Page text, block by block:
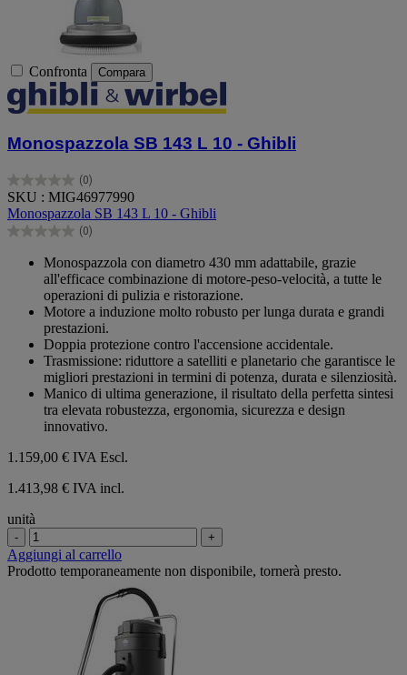
Confronta Compara
Monospazzola SB 143 L 10 - Ghibli
(0)
0.0
su
5
stelle.
SKU : MIG46977990
Monospazzola SB 143 L 10 - Ghibli
(0)
0.0
Monospazzola con diametro 430 mm adattabile, grazie
all'efficace combinazione di motore-peso-velocità, a tutte le
operazioni di pulizia e ristorazione.
Motore a induzione molto robusto per lunga durata e grandi
prestazioni.
Doppia protezione contro l'accensione accidentale.
Trasmissione: riduttore a satelliti e planetario che garantisce le
migliori prestazioni in termini di potenza, durata e silenziosità.
Manico di ultima generazione, il risultato della perfetta sintesi
tra elevata robustezza, ergonomia, sicurezza e design
innovativo.
1.159,00 € IVA Escl.
1.413,98 € IVA incl.
unità
- +
Aggiungi al carrello
Prodotto temporaneamente non disponibile, tornerà presto.